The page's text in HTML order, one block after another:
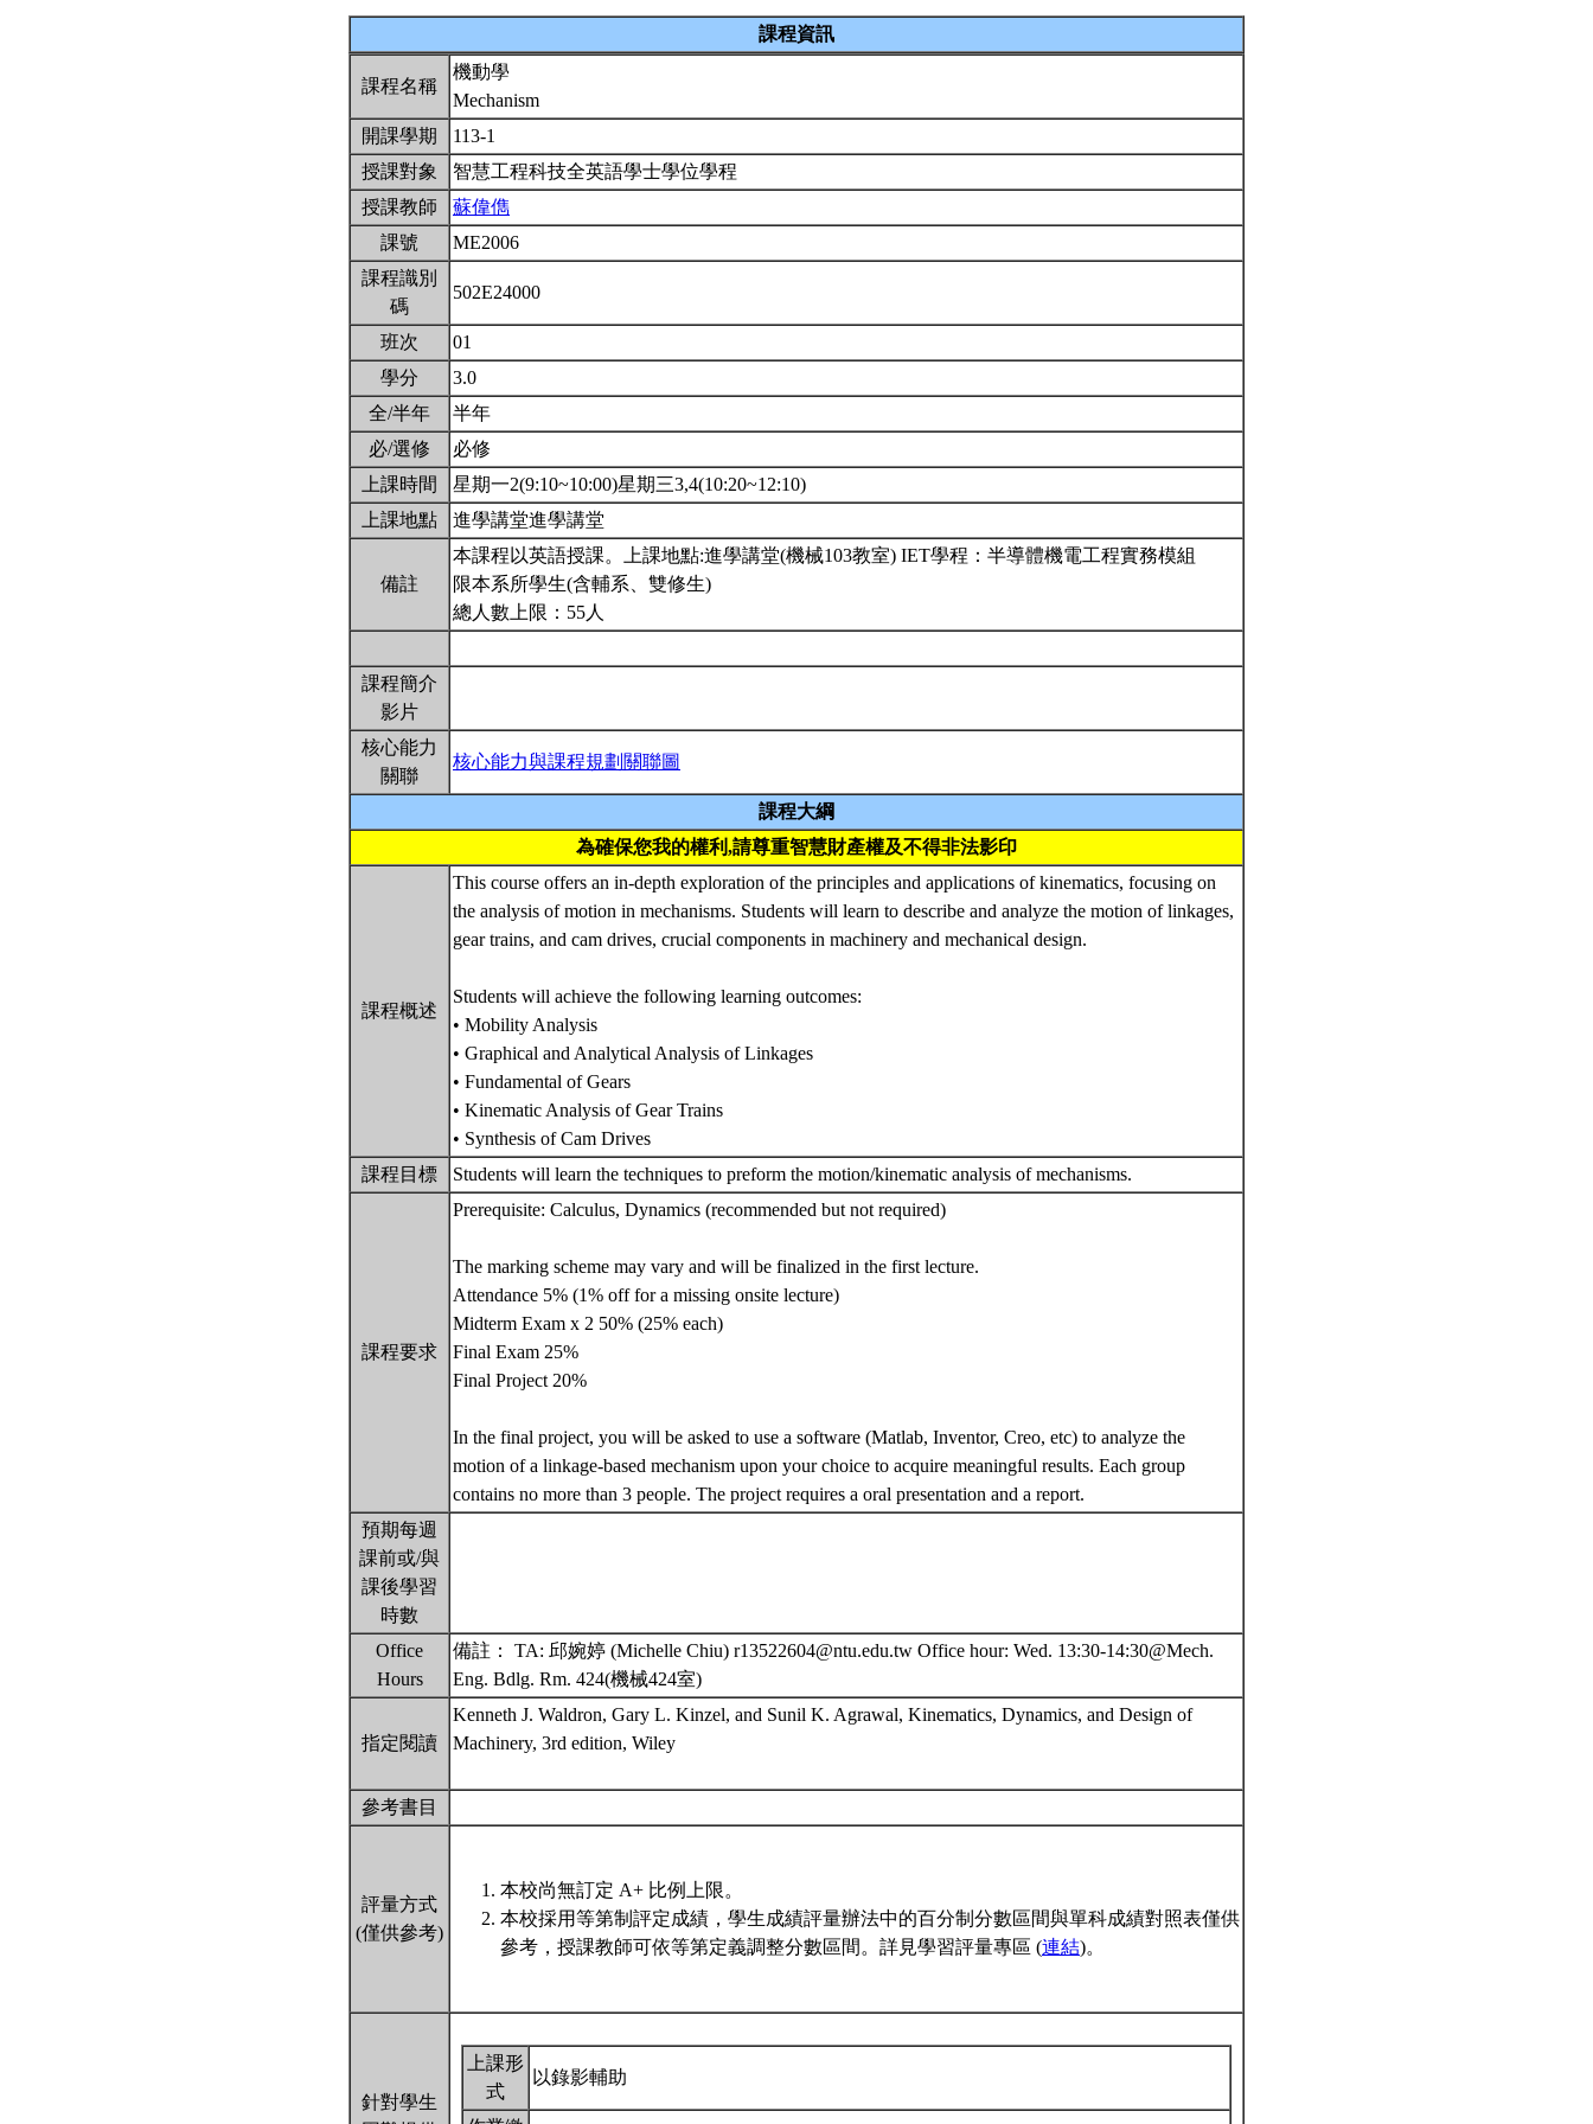
課程資訊
課程名稱
機動學
Mechanism
開課學期
113-1
授課對象
智慧工程科技全英語學士學位學程
授課教師
蘇偉儁
課號
ME2006
課程識別
碼
502E24000
班次
01
學分
3.0
全/半年
半年
必/選修
必修
上課時間
星期一2(9:10~10:00)星期三3,4(10:20~12:10)
上課地點
進學講堂進學講堂
備註
本課程以英語授課。上課地點:進學講堂(機械103教室) IET學程：半導體機電工程實務模組
限本系所學生(含輔系、雙修生)
總人數上限：55人
課程簡介
影片
核心能力
關聯
核心能力與課程規劃關聯圖
課程大綱
為確保您我的權利,請尊重智慧財產權及不得非法影印
課程概述
This course offers an in-depth exploration of the principles and applications of kinematics, focusing on
the analysis of motion in mechanisms. Students will learn to describe and analyze the motion of linkages,
gear trains, and cam drives, crucial components in machinery and mechanical design.
Students will achieve the following learning outcomes:
• Mobility Analysis
• Graphical and Analytical Analysis of Linkages
• Fundamental of Gears
• Kinematic Analysis of Gear Trains
• Synthesis of Cam Drives
課程目標
Students will learn the techniques to preform the motion/kinematic analysis of mechanisms.
課程要求
Prerequisite: Calculus, Dynamics (recommended but not required)
The marking scheme may vary and will be finalized in the first lecture.
Attendance 5% (1% off for a missing onsite lecture)
Midterm Exam x 2 50% (25% each)
Final Exam 25%
Final Project 20%
In the final project, you will be asked to use a software (Matlab, Inventor, Creo, etc) to analyze the
motion of a linkage-based mechanism upon your choice to acquire meaningful results. Each group
contains no more than 3 people. The project requires a oral presentation and a report.
預期每週
課前或/與
課後學習
時數
Office
Hours
備註： TA: 邱婉婷 (Michelle Chiu) r13522604@ntu.edu.tw Office hour: Wed. 13:30-14:30@Mech.
Eng. Bdlg. Rm. 424(機械424室)
指定閱讀
Kenneth J. Waldron, Gary L. Kinzel, and Sunil K. Agrawal, Kinematics, Dynamics, and Design of
Machinery, 3rd edition, Wiley
參考書目
評量方式
(僅供參考)
本校尚無訂定 A+ 比例上限。
本校採用等第制評定成績，學生成績評量辦法中的百分制分數區間與單科成績對照表僅供
參考，授課教師可依等第定義調整分數區間。詳見學習評量專區 (連結)。
針對學生
上課形
式
以錄影輔助